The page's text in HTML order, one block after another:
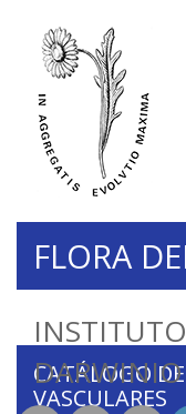
FLORA
CATÁLOGO
VASCULARES